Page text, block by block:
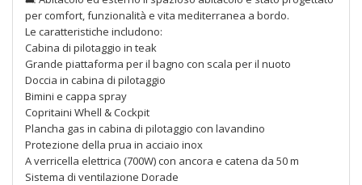
per comfort, funzionalità e vita mediterranea a bordo.
Le caratteristiche includono:
Cabina di pilotaggio in teak
Grande piattaforma per il bagno con scala per il nuoto
Doccia in cabina di pilotaggio
Bimini e cappa spray
Copritaini Whell & Cockpit
Plancha gas in cabina di pilotaggio con lavandino
Protezione della prua in acciaio inox
A verricella elettrica (700W) con ancora e catena da 50 m
Sistema di ventilazione Dorade